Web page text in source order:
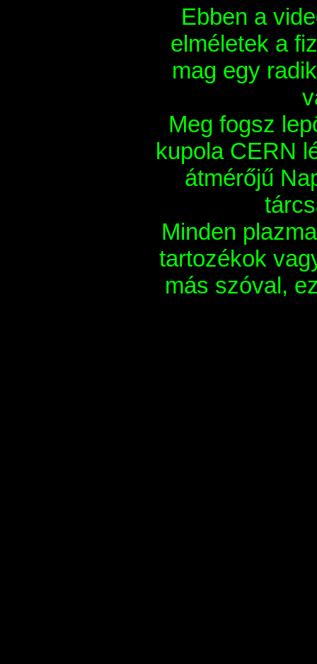
Ebben a
elméletek a
mag egy
Meg fogsz
kupola CERN
átmérőjű
Minden
tartozékok
más szóval,